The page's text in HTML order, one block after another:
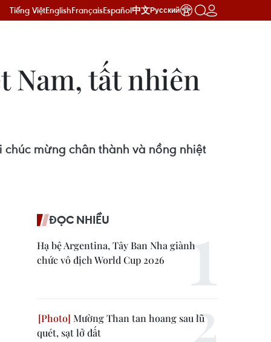
Tiếng ViệtEnglishFrançaisEspañol中文Русский
Nam, tất nhiên
mừng chân thành và nồng nhiệt
ĐỌC NHIỀU
Hạ bệ Argentina, Tây Ban Nha giành
chức vô địch World Cup 2026
Mường Than tan hoang sau lũ
quét, sạt lở đất